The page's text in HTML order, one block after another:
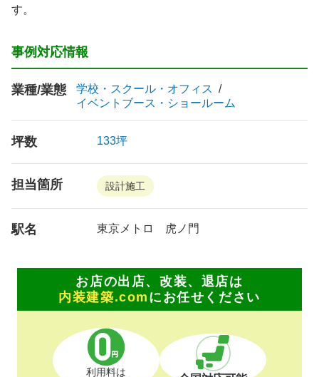
す。
事例対応情報
業種/業態
学校・スクール・オフィス
イベントブース・ショールーム
坪数 133坪
担当箇所 設計施工
駅名 東京メトロ 虎ノ門
お店の出店、改装、退店は
内装建築.com にお任せください
利用料は